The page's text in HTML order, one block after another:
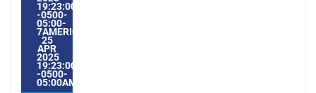
19:23:00
-0500-
05:00-
7AMERICA/GUAYAQUIL3030AMERICA/
25
APR
2025
19:23:00
-0500-
05:00AMERICA/GUAYAQUIL4#